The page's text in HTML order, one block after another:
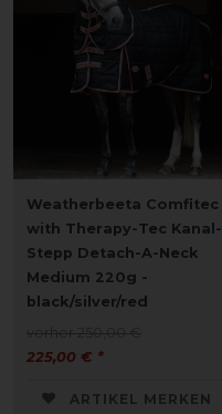
Weatherbeeta Comfitec
with Therapy-Tec Kanal-
Stepp Detach-A-Neck
Medium 220g -
black/silver/red
225,00 € *
ARTIKEL MERKEN